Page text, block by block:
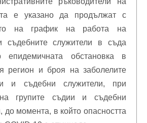
е указано да продължат с
на график на работа на
съдебните служители в съда
епидемичната обстановка в
регион и броя на заболелите
и съдебни служители, при
групите съдии и съдебни
до момента, в който опасността